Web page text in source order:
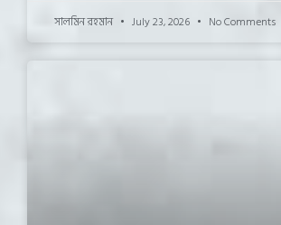
সালমিন রহমান
July 23, 2026 No Comments